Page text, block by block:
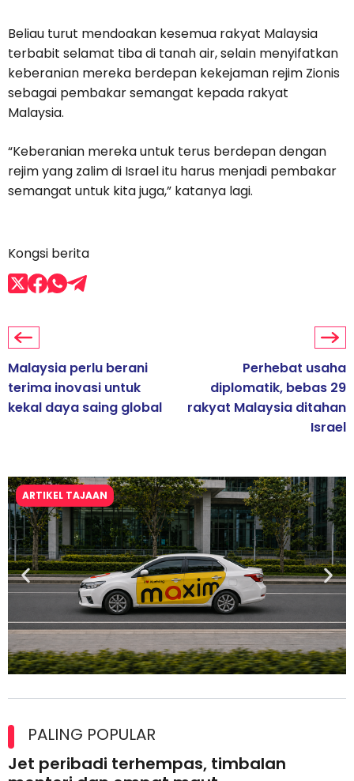
Beliau turut mendoakan kesemua rakyat Malaysia
terbabit selamat tiba di tanah air, selain menyifatkan
keberanian mereka berdepan kekejaman rejim Zionis
sebagai pembakar semangat kepada rakyat
Malaysia.
“Keberanian mereka untuk terus berdepan dengan
rejim yang zalim di Israel itu harus menjadi pembakar
semangat untuk kita juga,” katanya lagi.
Kongsi berita
Malaysia perlu berani
terima inovasi untuk
kekal daya saing global
Perhebat usaha
diplomatik, bebas 29
rakyat Malaysia ditahan
Israel
ARTIKEL TAJAAN
lesen separuh pertama 2026
PALING POPULAR
Jet peribadi terhempas, timbalan